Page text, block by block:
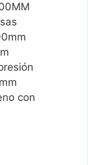
con